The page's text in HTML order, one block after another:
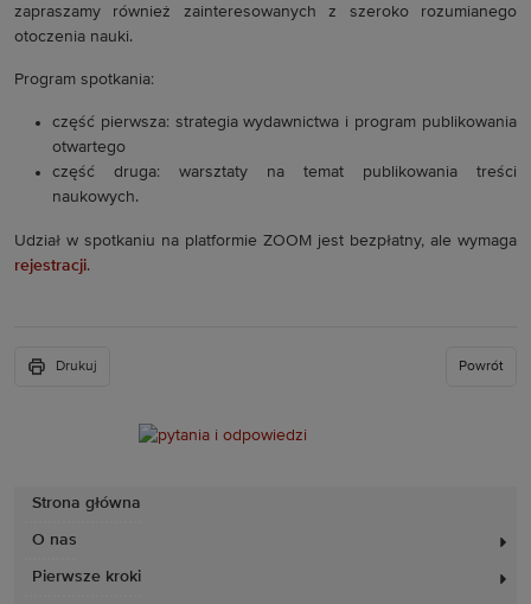
Strona główna
O nas
Pierwsze kroki
zapraszamy również zainteresowanych z szeroko rozumianego
otoczenia nauki.
Program spotkania:
część pierwsza: strategia wydawnictwa i program publikowania
otwartego
część druga: warsztaty na temat publikowania treści
naukowych.
Udział w spotkaniu na platformie ZOOM jest bezpłatny, ale wymaga
rejestracji.
Drukuj Powrót